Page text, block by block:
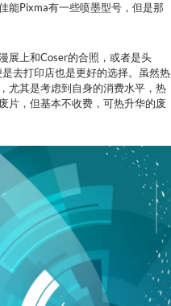
能Pixma有一些喷墨型号，但是那
展上和Coser的合照，或者是头
去打印店也是更好的选择。虽然热
尤其是考虑到自身的消费水平，热
片，但基本不收费，可热升华的废